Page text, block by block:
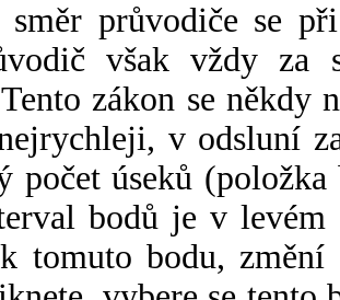
průvodiče se
však vždy za
zákon se někdy
v odsluní
počet úseků
bodů je v
tomuto bodu,